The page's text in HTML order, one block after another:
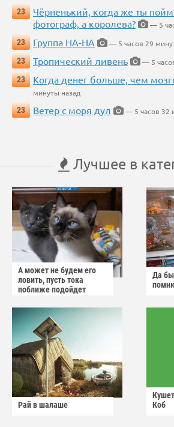
23
Чёрненький, когда же ты
фотограф, а королева?
— 5
23
Группа НА-НА
— 5 часов 29
23
Тропический ливень
— 5
23
Когда денег больше, чем
минуты назад
23
Ветер с моря дул — 5 часов 32
Лучшее в
А может не будем его
ловить, пусть тока
поближе подойдет
Да
Рай в шалаше
Коб